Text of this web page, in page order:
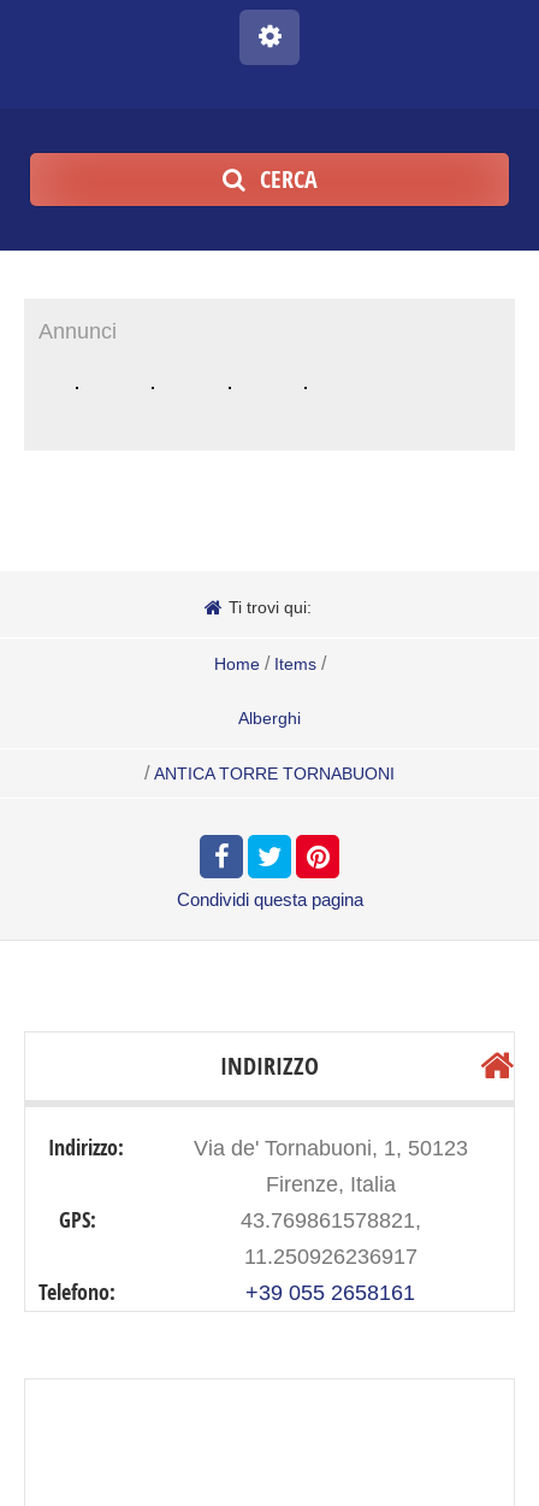
CERCA
Annunci
Ti trovi qui:
Home / Items /
Alberghi
/ ANTICA TORRE TORNABUONI
Condividi questa pagina
INDIRIZZO
Indirizzo:
Via de' Tornabuoni, 1, 50123
Firenze, Italia
GPS:
43.769861578821,
11.250926236917
Telefono: +39 055 2658161